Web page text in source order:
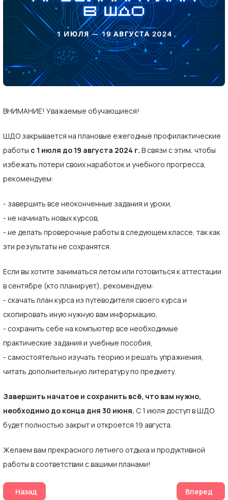
ВНИМАНИЕ! Уважаемые обучающиеся!
ШДО закрывается на плановые ежегодные профилактические
работы с 1 июля до 19 августа 2024 г. В связи с этим, чтобы
избежать потери своих наработок и учебного прогресса,
рекомендуем:
- завершить все неоконченные задания и уроки,
- не начинать новых курсов,
- не делать проверочные работы в следующем классе, так как
эти результаты не сохранятся.
Если вы хотите заниматься летом или готовиться к аттестации
в сентябре (кто планирует), рекомендуем:
- скачать план курса из путеводителя своего курса и
скопировать иную нужную вам информацию,
- сохранить себе на компьютер все необходимые
практические задания и учебные пособия,
- самостоятельно изучать теорию и решать упражнения,
читать дополнительную литературу по предмету.
Завершить начатое и сохранить всё, что вам нужно,
необходимо до конца дня 30 июня. С 1 июля доступ в ШДО
будет полностью закрыт и откроется 19 августа.
Желаем вам прекрасного летнего отдыха и продуктивной
работы в соответствии с вашими планами!
Предыдущий: Вручение аттестатов 9-классникам
Назад Вперед